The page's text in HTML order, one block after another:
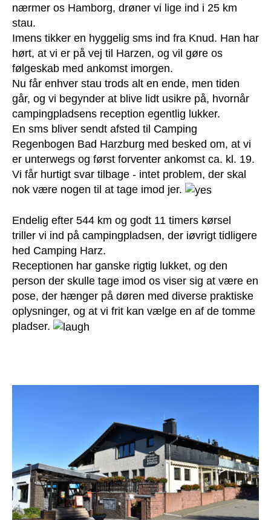
nærmer os Hamborg, drøner vi lige ind i 25 km
stau.
Imens tikker en hyggelig sms ind fra Knud. Han har
hørt, at vi er på vej til Harzen, og vil gøre os
følgeskab med ankomst imorgen.
Nu får enhver stau trods alt en ende, men tiden
går, og vi begynder at blive lidt usikre på, hvornår
campingpladsens reception egentlig lukker.
En sms bliver sendt afsted til Camping
Regenbogen Bad Harzburg med besked om, at vi
er unterwegs og først forventer ankomst ca. kl. 19.
Vi får hurtigt svar tilbage - intet problem, der skal
nok være nogen til at tage imod jer.
Endelig efter 544 km og godt 11 timers kørsel
triller vi ind på campingpladsen, der iøvrigt tidligere
hed Camping Harz.
Receptionen har ganske rigtig lukket, og den
person der skulle tage imod os viser sig at være en
pose, der hænger på døren med diverse praktiske
oplysninger, og at vi frit kan vælge en af de tomme
pladser.